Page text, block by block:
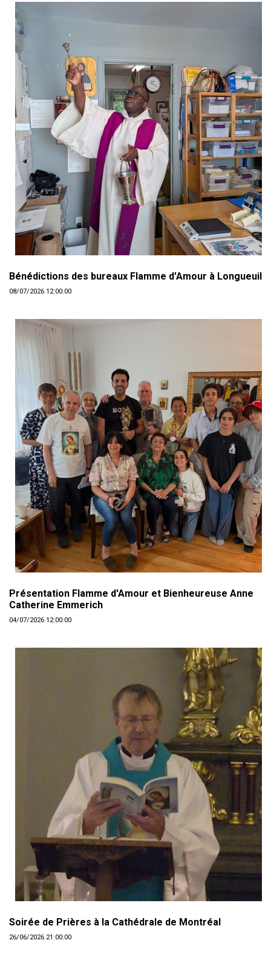
Bénédictions des bureaux Flamme d'Amour à Longueuil
08/07/2026 12:00:00
Présentation Flamme d'Amour et Bienheureuse Anne
Catherine Emmerich
04/07/2026 12:00:00
Soirée de Prières à la Cathédrale de Montréal
26/06/2026 21:00:00